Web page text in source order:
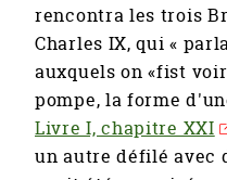
rencontra les trois
Charles IX, qui «
auxquels on «fist
pompe, la forme
Livre I, chapitre XXI
un autre défilé avec